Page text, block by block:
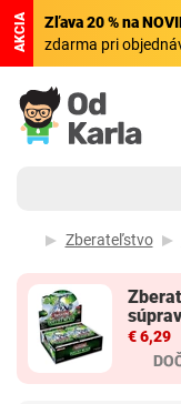
AKCIA Zľava 20 % na
zdarma pri
Zberateľstvo
€ 6,29